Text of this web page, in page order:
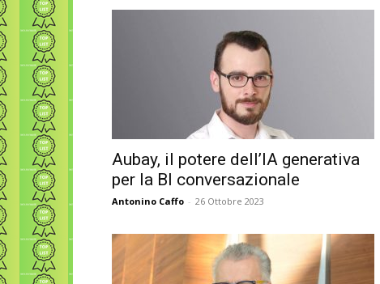
Aubay, il potere dell’IA generativa
per la BI conversazionale
Antonino Caffo - 26 Ottobre 2023